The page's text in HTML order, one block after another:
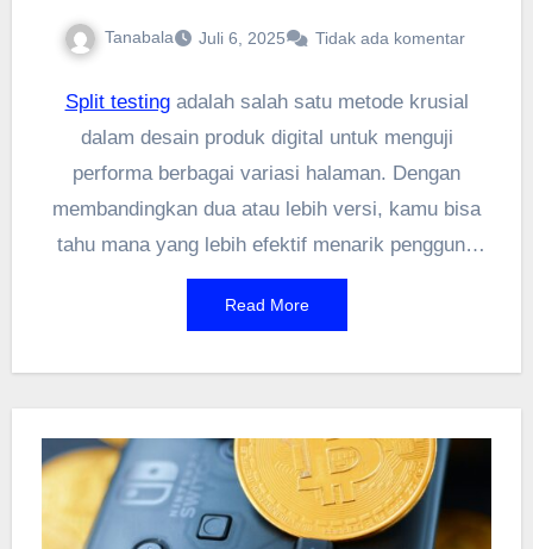
Tanabala Juli 6, 2025 Tidak ada komentar
Split testingadalah salah satu metode krusial
dalam desain produk digital untuk menguji
performa berbagai variasi halaman. Dengan
membandingkan dua atau lebih versi, kamu bisa
tahu mana yang lebih efektif menarik pengguna
atau meningkatkan konversi. Tidak cuma untuk
landing page, teknik ini juga bisa diterapkan di
nyata buat pengambilan keputusan. Jadi, kalau
kamu ingin optimalkan UX, praktik ini wajib masuk
daftar eksperimenmu. Tanpa riset konkret,
Read More